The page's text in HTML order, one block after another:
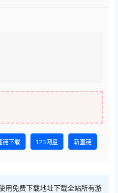
链下载 123网盘 新直链
用免费下载地址下载全站所有游